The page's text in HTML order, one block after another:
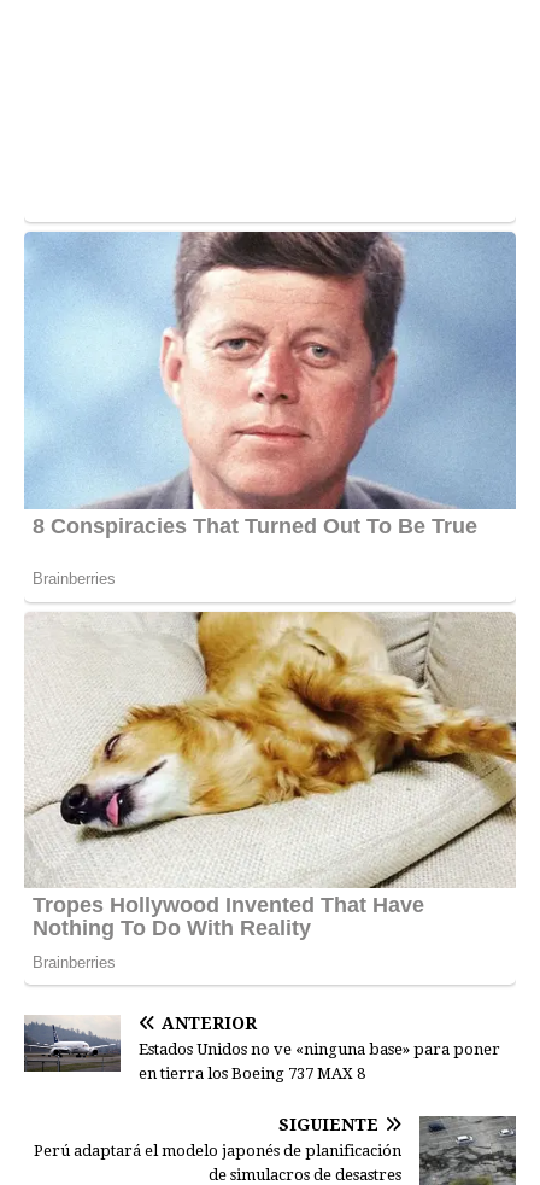
ANTERIOR
Estados Unidos no ve «ninguna base» para poner
en tierra los Boeing 737 MAX 8
SIGUIENTE
Perú adaptará el modelo japonés de planificación
de simulacros de desastres